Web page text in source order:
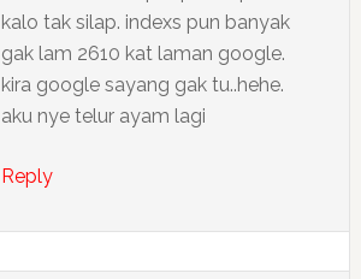
kalo tak silap. indexs pun banyak
gak lam 2610 kat laman google.
kira google sayang gak tu..hehe.
aku nye telur ayam lagi
Reply